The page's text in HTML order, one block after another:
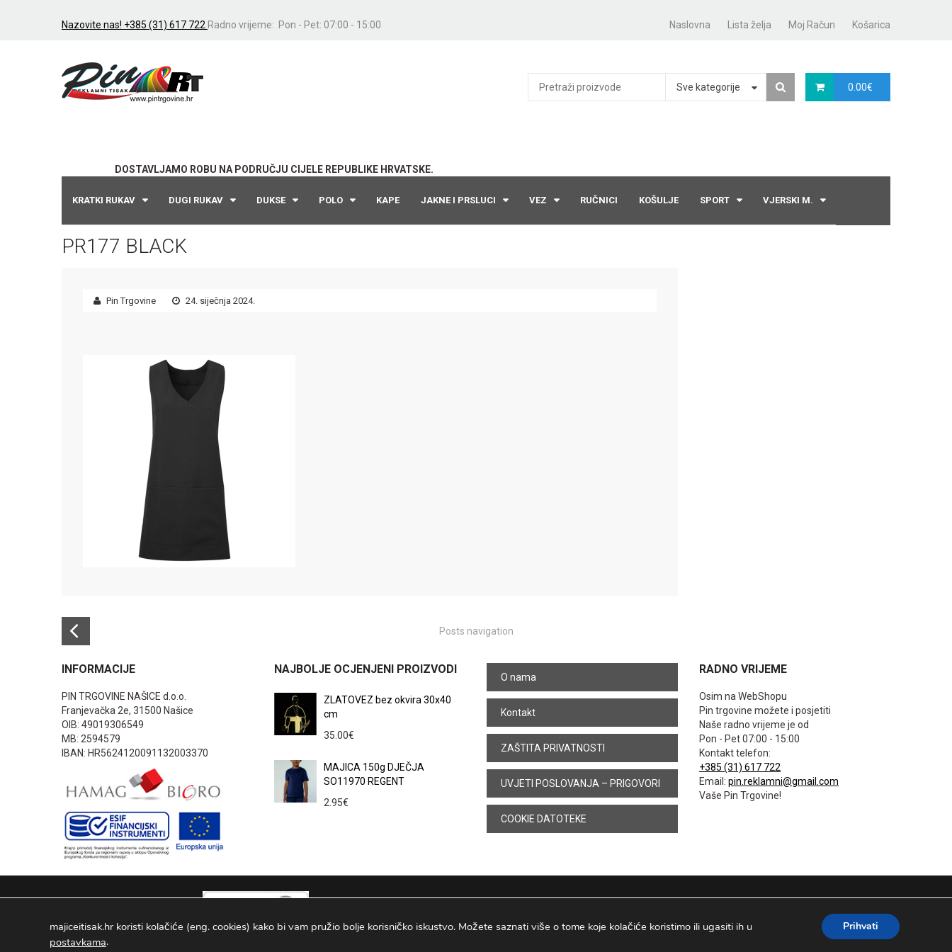
Nazovite nas! +385 (31) 617 722 Radno vrijeme: Pon - Pet: 07:00 - 15:00 Naslovna Lista želja Moj Račun Košarica
DOSTAVLJAMO ROBU NA PODRUČJU CIJELE REPUBLIKE HRVATSKE.
0.00€
Sve kategorije
KRATKI RUKAV DUGI RUKAV DUKSE POLO KAPE JAKNE I PRSLUCI VEZ RUČNICI KOŠULJE SPORT VJERSKI M.
PR177 BLACK
Pin Trgovine 24. siječnja 2024.
Posts navigation
INFORMACIJE
PIN TRGOVINE NAŠICE d.o.o.
Franjevačka 2e, 31500 Našice
OIB: 49019306549
MB: 2594579
IBAN: HR5624120091132003370
NAJBOLJE OCJENJENI PROIZVODI
ZLATOVEZ bez okvira 30x40
cm
35.00€
MAJICA 150g DJEČJA
SO11970 REGENT
2.95€
O nama
Kontakt
ZAŠTITA PRIVATNOSTI
UVJETI POSLOVANJA – PRIGOVORI
COOKIE DATOTEKE
RADNO VRIJEME
Osim na WebShopu
Pin trgovine možete i posjetiti
Naše radno vrijeme je od
Pon - Pet 07:00 - 15:00
Kontakt telefon:
+385 (31) 617 722
Email: pin.reklamni@gmail.com
Vaše Pin Trgovine!
PIN TRGOVINE
majiceitisak.hr koristi kolačiće (eng. cookies) kako bi vam pružio bolje korisničko iskustvo. Možete saznati više o tome koje kolačiće koristimo ili ugasiti ih u
postavkama.
Prihvati